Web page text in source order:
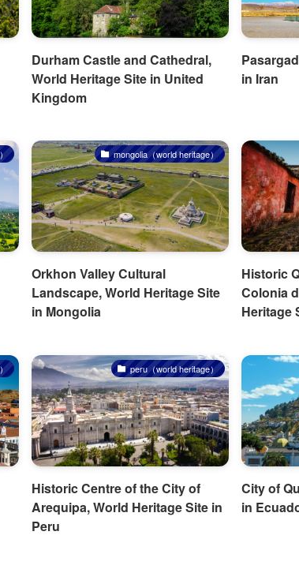
Durham Castle and Cathedral,
World Heritage Site in United
Kingdom
in Iran
mongolia（world heritage）
Orkhon Valley Cultural
Landscape, World Heritage Site
in Mongolia
Historic
Colonia
Heritage
peru（world heritage）
Historic Centre of the City of
Arequipa, World Heritage Site in
Peru
City of
in